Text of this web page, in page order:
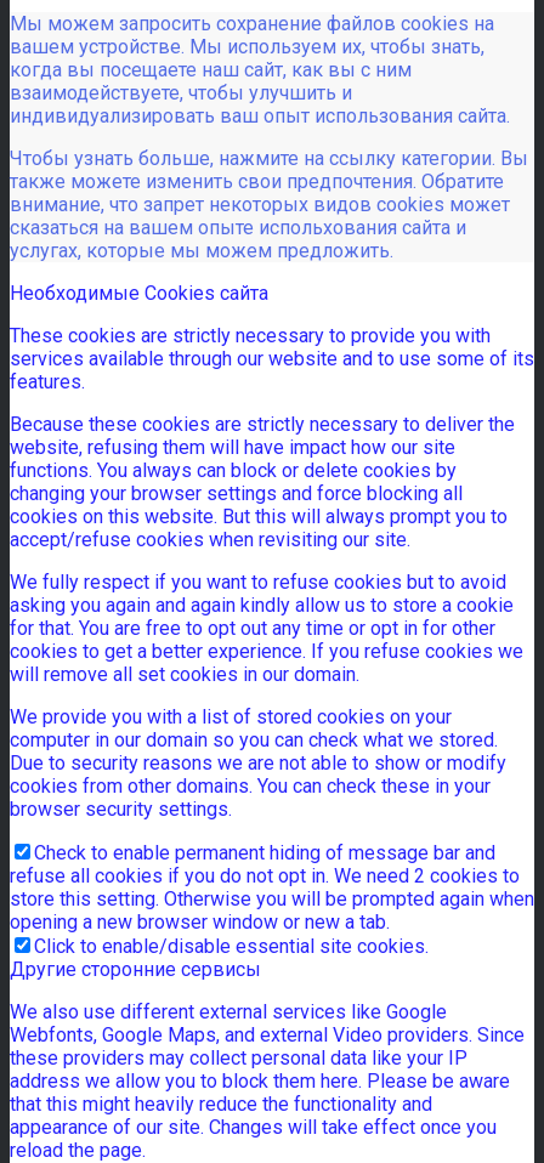
Мы можем запросить сохранение файлов cookies на
вашем устройстве. Мы используем их, чтобы знать,
когда вы посещаете наш сайт, как вы с ним
взаимодействуете, чтобы улучшить и
индивидуализировать ваш опыт использования сайта.
Чтобы узнать больше, нажмите на ссылку категории. Вы
также можете изменить свои предпочтения. Обратите
внимание, что запрет некоторых видов cookies может
сказаться на вашем опыте испольхования сайта и
услугах, которые мы можем предложить.
Необходимые Cookies сайта
These cookies are strictly necessary to provide you with
services available through our website and to use some of its
features.
Because these cookies are strictly necessary to deliver the
website, refusing them will have impact how our site
functions. You always can block or delete cookies by
changing your browser settings and force blocking all
cookies on this website. But this will always prompt you to
accept/refuse cookies when revisiting our site.
We fully respect if you want to refuse cookies but to avoid
asking you again and again kindly allow us to store a cookie
for that. You are free to opt out any time or opt in for other
cookies to get a better experience. If you refuse cookies we
will remove all set cookies in our domain.
We provide you with a list of stored cookies on your
computer in our domain so you can check what we stored.
Due to security reasons we are not able to show or modify
cookies from other domains. You can check these in your
browser security settings.
Check to enable permanent hiding of message bar and
refuse all cookies if you do not opt in. We need 2 cookies to
store this setting. Otherwise you will be prompted again when
opening a new browser window or new a tab.
Click to enable/disable essential site cookies.
Другие сторонние сервисы
We also use different external services like Google
Webfonts, Google Maps, and external Video providers. Since
these providers may collect personal data like your IP
address we allow you to block them here. Please be aware
that this might heavily reduce the functionality and
appearance of our site. Changes will take effect once you
reload the page.